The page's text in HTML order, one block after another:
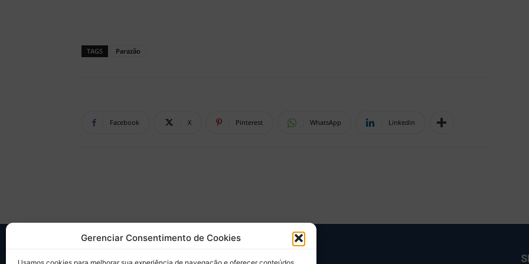
Gerenciar Consentimento de Cookies
TAGS Parazão
Facebook X Pinterest WhatsApp Linkedin
SOBRE NÓS